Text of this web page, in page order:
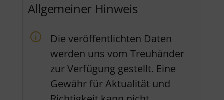
Allgemeiner Hinweis
Die veröffentlichten Daten
werden uns vom Treuhänder
zur Verfügung gestellt. Eine
Gewähr für Aktualität und